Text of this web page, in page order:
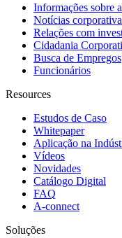
Informações sobre
Notícias
Relações com
Cidadania
Busca de Empregos
Funcionários
Resources
Estudos de Caso
Whitepaper
Aplicação na
Vídeos
Novidades
Catálogo Digital
FAQ
A-connect
Soluções